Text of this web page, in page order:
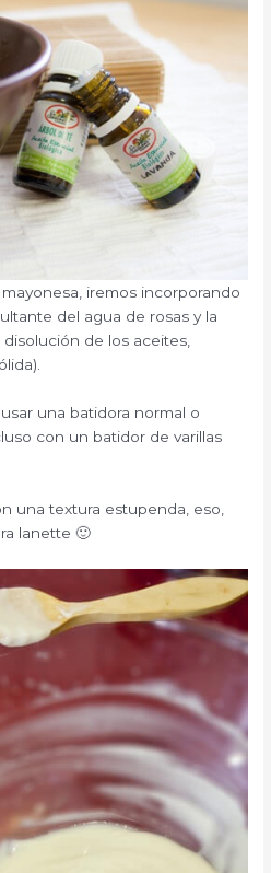
iremos incorporando
del agua de rosas y la
de los aceites,
una batidora normal o
con un batidor de varillas
una textura estupenda, eso,
lanette 🙂